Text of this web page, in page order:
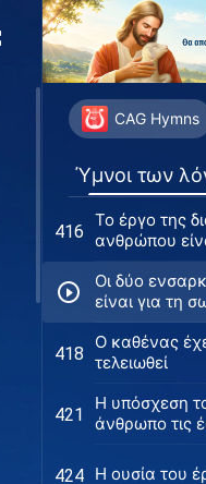
CAG Hymns
Ύμνοι των
408
Μπορούν
το νέο έργο
να δουν την
409
Οι
μπορούν να
κατά τις
413 ανυπακοής
Χριστό
416
To έργο της
ανθρώπου
επί του
Οι δύο
είναι για τη
ανθρώπου
418
Ο καθένας
τελειωθεί
421
Η υπόσχεση
άνθρωπο τις
424 Η ουσία του